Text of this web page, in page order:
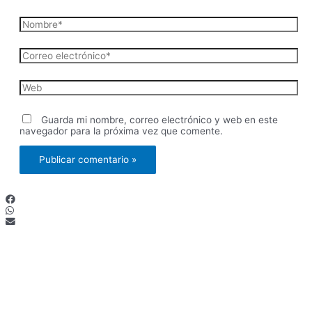
Nombre*
Correo
electrónico*
Web
Guarda mi nombre, correo electrónico y web en este
navegador para la próxima vez que comente.